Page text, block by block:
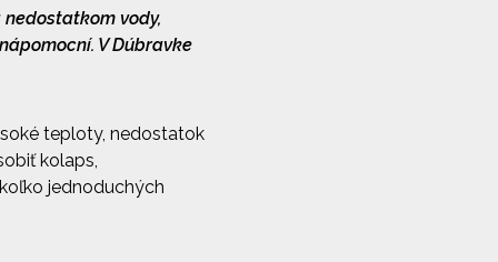
vody,
V Dúbravke
teploty, nedostatok
kolaps,
jednoduchých